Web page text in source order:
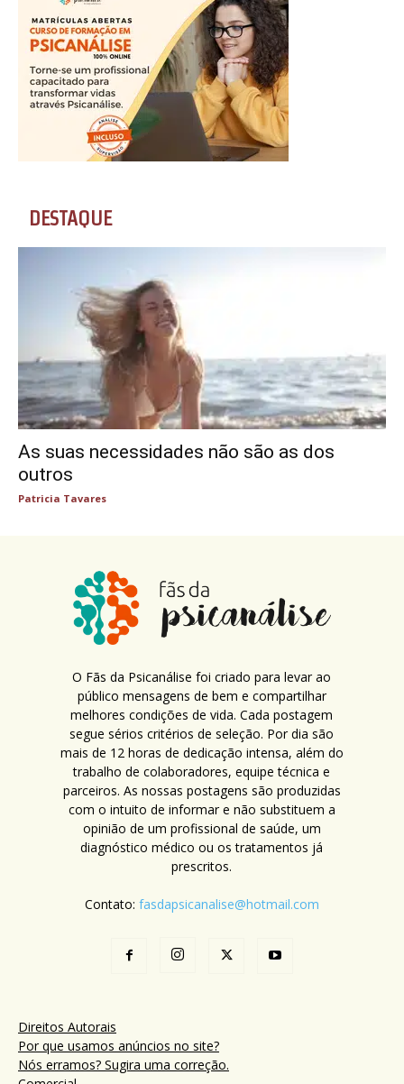
DESTAQUE
As suas necessidades não são as dos
outros
Patricia Tavares
O Fãs da Psicanálise foi criado para levar ao
público mensagens de bem e compartilhar
melhores condições de vida. Cada postagem
segue sérios critérios de seleção. Por dia são
mais de 12 horas de dedicação intensa, além do
trabalho de colaboradores, equipe técnica e
parceiros. As nossas postagens são produzidas
com o intuito de informar e não substituem a
opinião de um profissional de saúde, um
diagnóstico médico ou os tratamentos já
prescritos.
Contato: fasdapsicanalise@hotmail.com
Direitos Autorais
Por que usamos anúncios no site?
Nós erramos? Sugira uma correção.